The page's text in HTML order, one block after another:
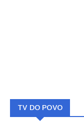
TV DO POVO